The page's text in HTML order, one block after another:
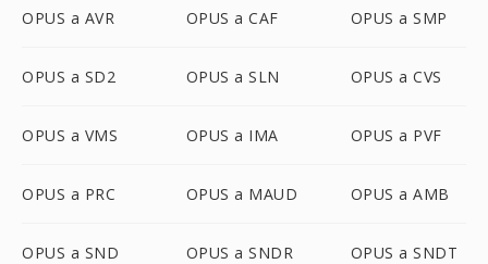
OPUS a AVR OPUS a CAF OPUS a SMP
OPUS a SD2 OPUS a SLN OPUS a CVS
OPUS a VMS OPUS a IMA OPUS a PVF
OPUS a PRC OPUS a MAUD OPUS a AMB
OPUS a SND OPUS a SNDR OPUS a SNDT